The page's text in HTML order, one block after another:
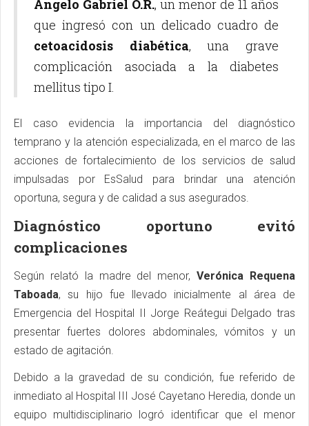
Ángelo Gabriel O.R., un menor de 11 años
que ingresó con un delicado cuadro de
cetoacidosis diabética, una grave
complicación asociada a la diabetes
mellitus tipo I.
El caso evidencia la importancia del diagnóstico
temprano y la atención especializada, en el marco de las
acciones de fortalecimiento de los servicios de salud
impulsadas por EsSalud para brindar una atención
oportuna, segura y de calidad a sus asegurados.
Diagnóstico oportuno evitó
complicaciones
Según relató la madre del menor,Verónica Requena
Taboada, su hijo fue llevado inicialmente al área de
Emergencia del Hospital II Jorge Reátegui Delgado tras
presentar fuertes dolores abdominales, vómitos y un
estado de agitación.
Debido a la gravedad de su condición, fue referido de
inmediato al Hospital III José Cayetano Heredia, donde un
equipo multidisciplinario logró identificar que el menor